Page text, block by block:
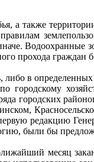
а также
прохода граждан
либо в
городских
редакцию
были бы
месяц